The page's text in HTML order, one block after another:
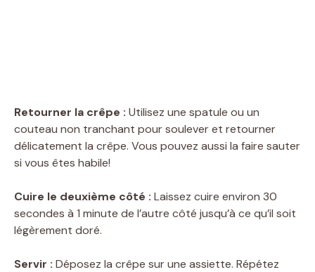
Retourner la crêpe : Utilisez une spatule ou un
couteau non tranchant pour soulever et retourner
délicatement la crêpe. Vous pouvez aussi la faire sauter
si vous êtes habile!
Cuire le deuxième côté : Laissez cuire environ 30
secondes à 1 minute de l’autre côté jusqu’à ce qu’il soit
légèrement doré.
Servir : Déposez la crêpe sur une assiette. Répétez